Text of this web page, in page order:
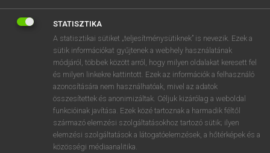
Díjmentes angol szótár
admittedly hsz bevallottan
kétségkívül
minden bizonnyal
⚲ admittedlykeresése szótárainkban
STATISZTIKA
A statisztikai sütiket „teljesítménysütiknek” is nevezik. Ezek a
sütik információkat gyűjtenek a webhely használatának
módjáról, többek között arról, hogy milyen oldalakat keresett fel
és milyen linkekre kattintott. Ezek az információk a felhasználó
azonosítására nem használhatóak, mivel az adatok
összesítettek és anonimizáltak. Céljuk kizárólag a weboldal
funkcióinak javítása. Ezek közé tartoznak a harmadik féltől
származó elemzési szolgáltatásokhoz tartozó sütik; ilyen
elemzési szolgáltatások a látogatóelemzések, a hőtérképek és a
közösségi médiaanalitika.
r t z u i o p ő ú
j k
n m , . - AltGr